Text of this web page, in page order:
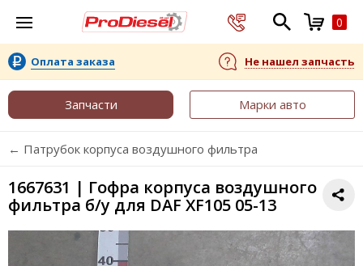
0
Оплата заказа Не нашел запчасть
Запчасти Марки авто
← Патрубок корпуса воздушного фильтра
1667631 | Гофра корпуса воздушного
фильтра б/у для DAF XF105 05-13